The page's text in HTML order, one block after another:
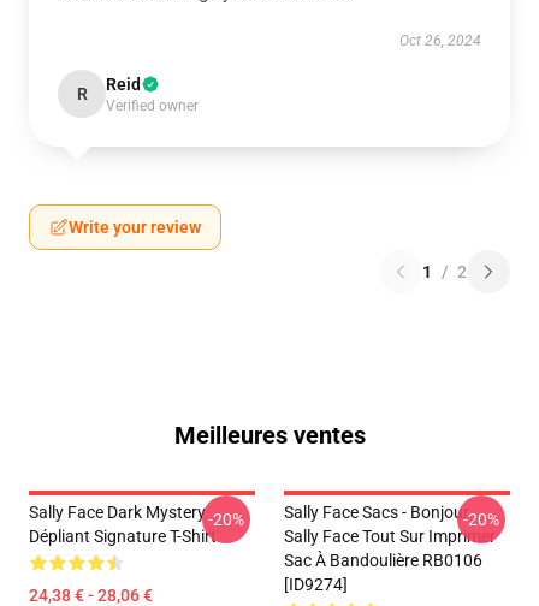
Oct 26, 2024
R Reid
Verified owner
Write your review
1 / 2
Meilleures ventes
Sally Face Dark Mystery
Dépliant Signature T-Shirt
24,38 € - 28,06 €
-20%
Sally Face Sacs - Bonjour.
Sally Face Tout Sur Imprimer
Sac À Bandoulière RB0106
[ID9274]
-20%